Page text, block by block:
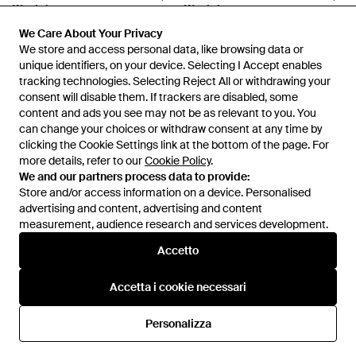
We Care About Your Privacy
We store and access personal data, like browsing data or
unique identifiers, on your device. Selecting I Accept enables
tracking technologies. Selecting Reject All or withdrawing your
consent will disable them. If trackers are disabled, some
content and ads you see may not be as relevant to you. You
can change your choices or withdraw consent at any time by
clicking the Cookie Settings link at the bottom of the page. For
more details, refer to ourCookie Policy.
We and our partners process data to provide:
Store and/or access information on a device. Personalised
advertising and content, advertising and content
measurement, audience research and services development.
Accetto
Accetta i cookie necessari
Personalizza
We Care About Your Privacy
We store and access personal data, like browsing data or
unique identifiers, on your device. Selecting I Accept enables
tracking technologies. Selecting Reject All or withdrawing your
consent will disable them. If trackers are disabled, some
content and ads you see may not be as relevant to you. You
can change your choices or withdraw consent at any time by
clicking the Cookie Settings link at the bottom of the page. For
more details, refer to ourCookie Policy.
We and our partners process data to provide:
Store and/or access information on a device. Personalised
advertising and content, advertising and content
measurement, audience research and services development.
Accetto
Accetta i cookie necessari
Personalizza
Weekday
Da ASOS
Weekday
Da ASOS
24,99 €
Top Bikini Blu Stropicciato Con
IN SALDO
Weekday
Top Bikini Con Scollo Rotondo -
Nero
Da
IN SALDO